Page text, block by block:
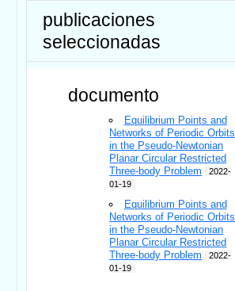
publicaciones
seleccionadas
documento
Equilibrium Points and
Networks of Periodic Orbits
in the Pseudo-Newtonian
Planar Circular Restricted
Three-body Problem
2022-
01-19
Equilibrium Points and
Networks of Periodic Orbits
in the Pseudo-Newtonian
Planar Circular Restricted
Three-body Problem
2022-
01-19